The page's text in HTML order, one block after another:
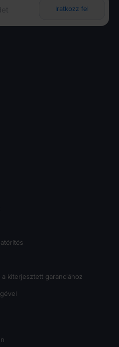
Iratkozz fel
kiterjesztett garanciához